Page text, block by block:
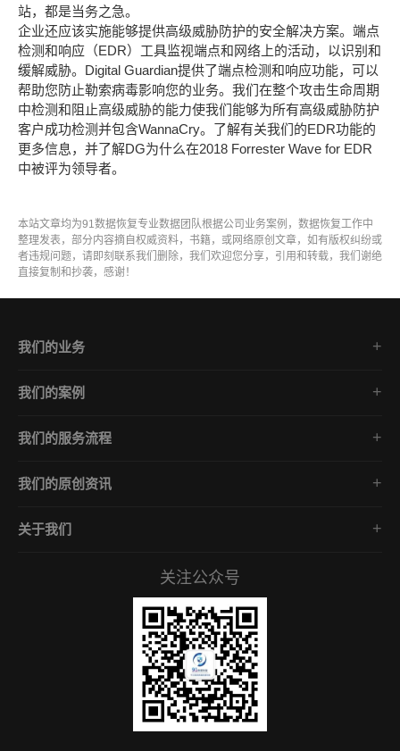
站，都是当务之急。
企业还应该实施能够提供高级威胁防护的安全解决方案。端点
检测和响应（EDR）工具监视端点和网络上的活动，以识别和
缓解威胁。Digital Guardian提供了端点检测和响应功能，可以
帮助您防止勒索病毒影响您的业务。我们在整个攻击生命周期
中检测和阻止高级威胁的能力使我们能够为所有高级威胁防护
客户成功检测并包含WannaCry。了解有关我们的EDR功能的
更多信息，并了解DG为什么在2018 Forrester Wave for EDR
中被评为领导者。
本站文章均为91数据恢复专业数据团队根据公司业务案例，数据恢复工作中
整理发表，部分内容摘自权威资料，书籍，或网络原创文章，如有版权纠纷或
者违规问题，请即刻联系我们删除，我们欢迎您分享，引用和转载，我们谢绝
直接复制和抄袭，感谢！
我们的业务
勒索病毒数据恢复
数据库修复
企业安全防护
我们的案例
Phobos家族
Mallox家族
lockbit家族
我们的服务流程
免费咨询/数据诊断分析
确认下单/签订合同
我们的原创资讯
勒索病毒数据恢复
关于我们
关注公众号